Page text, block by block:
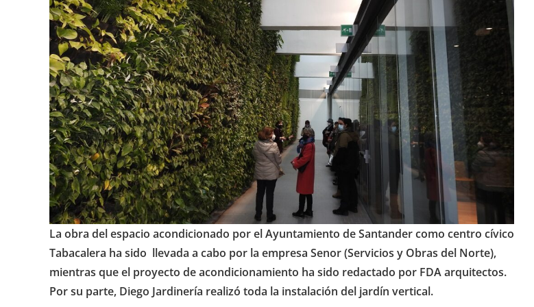
La obra del espacio acondicionado por el Ayuntamiento de Santandercomo centro cívico
Tabacalera ha sido llevada a cabo por la empresa Senor (Servicios y Obras del Norte),
mientras que el proyecto de acondicionamiento ha sido redactado por FDA arquitectos.
Por su parte, Diego Jardinería realizó toda la instalación del jardín vertical.